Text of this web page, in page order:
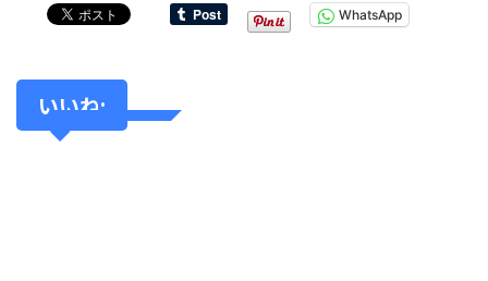
WhatsApp
いいね: